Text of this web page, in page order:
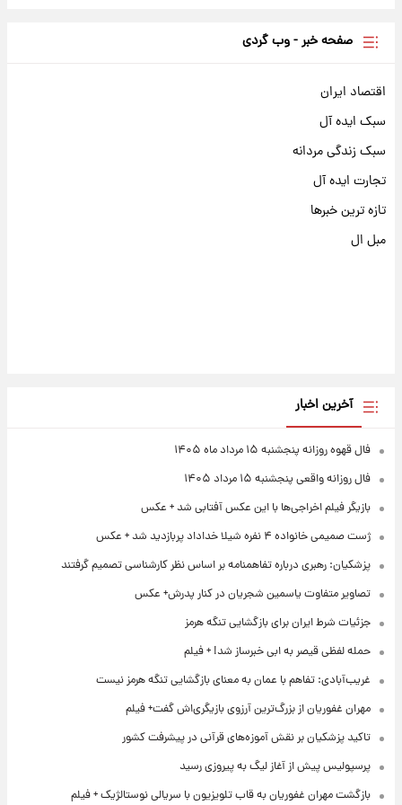
صفحه خبر - وب گردی
اقتصاد ایران
سبک ایده آل
سبک زندگی مردانه
تجارت ایده آل
تازه ترین خبرها
مبل ال
آخرین اخبار
فال قهوه روزانه پنجشنبه ۱۵ مرداد ماه ۱۴۰۵
فال روزانه واقعی پنجشنبه ۱۵ مرداد ۱۴۰۵
بازیگر فیلم اخراجی‌ها با این عکس آفتابی شد + عکس
ژست صمیمی خانواده ۴ نفره شیلا خداداد پربازدید شد + عکس
پزشکیان: رهبری درباره تفاهمنامه بر اساس نظر کارشناسی تصمیم گرفتند
تصاویر متفاوت یاسمین شجریان در کنار پدرش+ عکس
جزئیات شرط ایران برای بازگشایی تنگه هرمز
حمله لفظی قیصر به ابی خبرساز شد! + فیلم
غریب‌آبادی: تفاهم با عمان به معنای بازگشایی تنگه هرمز نیست
مهران غفوریان از بزرگ‌ترین آرزوی بازیگری‌اش گفت+ فیلم
تاکید پزشکیان بر نقش آموزه‌های قرآنی در پیشرفت کشور
پرسپولیس پیش از آغاز لیگ به پیروزی رسید
بازگشت مهران غفوریان به قاب تلویزیون با سریالی نوستالژیک + فیلم